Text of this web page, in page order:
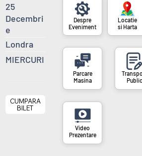
Eveniment
si Harta
Masina
Transport
Public
Video
Prezentare
25
Decembri
e
Londra
MIERCURI
CUMPARA
BILET